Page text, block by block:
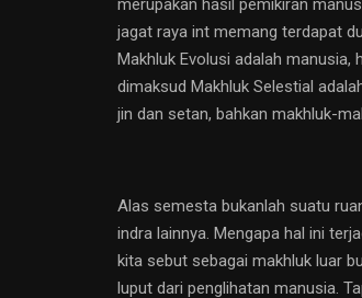
jagat raya int memang terdapat
Makhluk Evolusi adalah manusia,
dimaksud Makhluk Selestial
jin dan setan, bahkan makhluk-
Alas semesta bukanlah suatu
indra lainnya. Mengapa hal ini
kita sebut sebagai makhluk luar
luput dari penglihatan manusia.